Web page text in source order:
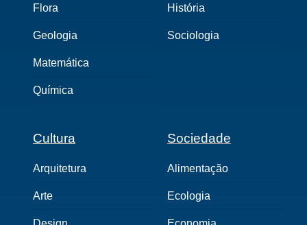
Flora
Geologia
Matemática
Química
História
Sociologia
Cultura
Arquitetura
Arte
Sociedade
Alimentação
Ecologia